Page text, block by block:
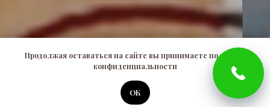
Продолжая оставаться на сайте вы принимаете политику
конфиденциальности
ОК